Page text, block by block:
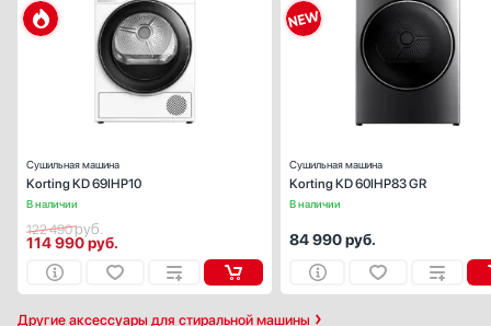
Другие аксессуары для стиральной машины
В наличии
Сушильная машина
Korting KD 69IHP10
Тип установки:
тепловой
122 490руб.
114 990руб.
В наличии
Сушильная машина
Korting KD 60IHP83 GR
84 990руб.